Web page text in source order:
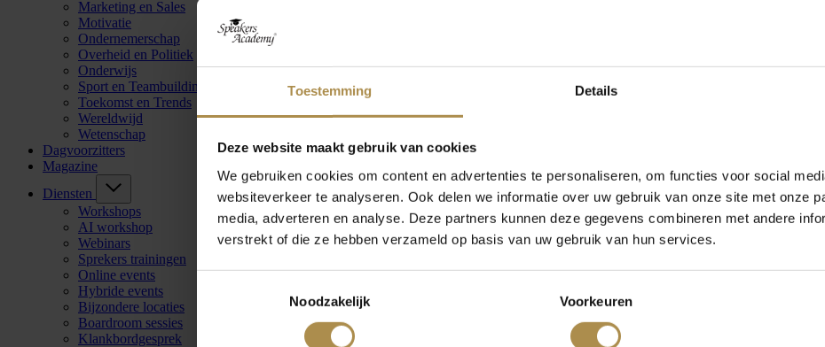
Toestemming Details
Deze website maakt gebruik van cookies
We gebruiken cookies om content en advertenties te personaliseren, om functies voor social
websiteverkeer te analyseren. Ook delen we informatie over uw gebruik van onze site met onze
media, adverteren en analyse. Deze partners kunnen deze gegevens combineren met andere
verstrekt of die ze hebben verzameld op basis van uw gebruik van hun services.
Noodzakelijk
Voorkeuren
Marketing en Sales
Motivatie
Ondernemerschap
Overheid en Politiek
Onderwijs
Sport en Teambuilding
Toekomst en Trends
Wereldwijd
Wetenschap
Dagvoorzitters
Magazine
Diensten
Workshops
AI workshop
Webinars
Sprekers trainingen
Online events
Hybride events
Bijzondere locaties
Boardroom sessies
Klankbordgesprek